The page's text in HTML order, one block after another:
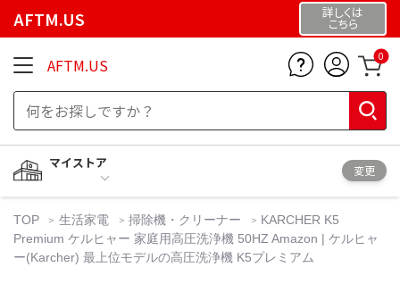
AFTM.US 詳しくは
こちら
AFTM.US 0
マイストア
変更
TOP 生活家電 掃除機・クリーナー
KARCHER K5
Premium ケルヒャー 家庭用高圧洗浄機 50HZ Amazon | ケルヒャ
ー(Karcher) 最上位モデルの高圧洗浄機 K5プレミアム